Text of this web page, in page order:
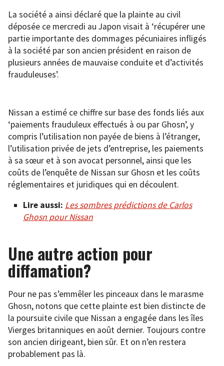
La société a ainsi déclaré que la plainte au civil
déposée ce mercredi au Japon visait à ‘récupérer une
partie importante des dommages pécuniaires infligés
à la société par son ancien président en raison de
plusieurs années de mauvaise conduite et d’activités
frauduleuses’.
Nissan a estimé ce chiffre sur base des fonds liés aux
‘paiements frauduleux effectués à ou par Ghosn’, y
compris l’utilisation non payée de biens à l’étranger,
l’utilisation privée de jets d’entreprise, les paiements
à sa sœur et à son avocat personnel, ainsi que les
coûts de l’enquête de Nissan sur Ghosn et les coûts
réglementaires et juridiques qui en découlent.
Lire aussi: Les sombres prédictions de Carlos
Ghosn pour Nissan
Une autre action pour
diffamation?
Pour ne pas s’emmêler les pinceaux dans le marasme
Ghosn, notons que cette plainte est bien distincte de
la poursuite civile que Nissan a engagée dans les îles
Vierges britanniques en août dernier. Toujours contre
son ancien dirigeant, bien sûr. Et on n’en restera
probablement pas là.